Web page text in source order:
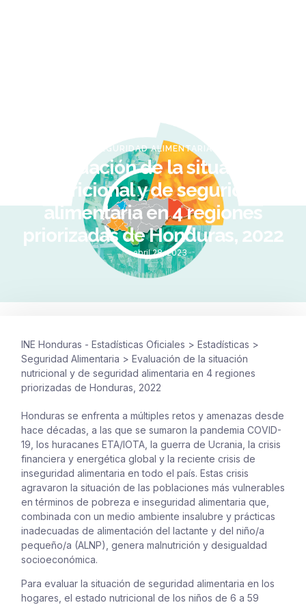
SEGURIDAD ALIMENTARIA
Evaluación de la situación
nutricional y de seguridad
alimentaria en 4 regiones
priorizadas de Honduras, 2022
abril 28, 2023
INE Honduras - Estadísticas Oficiales > Estadísticas >
Seguridad Alimentaria > Evaluación de la situación
nutricional y de seguridad alimentaria en 4 regiones
priorizadas de Honduras, 2022
Honduras se enfrenta a múltiples retos y amenazas desde
hace décadas, a las que se sumaron la pandemia COVID-
19, los huracanes ETA/IOTA, la guerra de Ucrania, la crisis
financiera y energética global y la reciente crisis de
inseguridad alimentaria en todo el país. Estas crisis
agravaron la situación de las poblaciones más vulnerables
en términos de pobreza e inseguridad alimentaria que,
combinada con un medio ambiente insalubre y prácticas
inadecuadas de alimentación del lactante y del niño/a
pequeño/a (ALNP), genera malnutrición y desigualdad
socioeconómica.
Para evaluar la situación de seguridad alimentaria en los
hogares, el estado nutricional de los niños de 6 a 59